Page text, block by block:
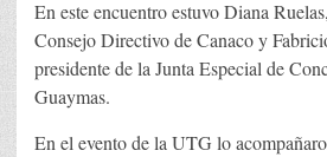
En este encuentro estuvo Diana
Consejo Directivo de Canaco y
presidente de la Junta Especial de
Guaymas.
En el evento de la UTG lo